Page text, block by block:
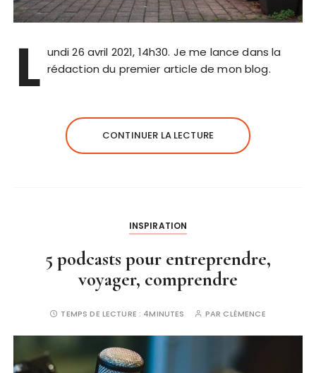
L undi 26 avril 2021, 14h30. Je me lance dans la
rédaction du premier article de mon blog.
CONTINUER LA LECTURE
INSPIRATION
5 podcasts pour entreprendre,
voyager, comprendre
TEMPS DE LECTURE : 4MINUTES PAR CLÉMENCE